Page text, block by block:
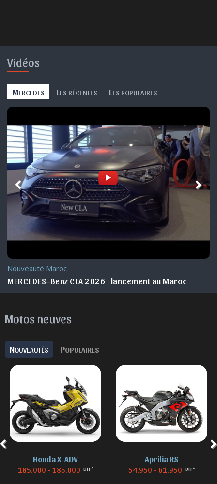
Vidéos
MERCEDES L ES RÉCENTES L ES POPULAIRES
Nouveauté
Nouveau MERCEDES-Benz CLA 2026 : les premières
Motos neuves
NOUVEAUTÉS POPULAIRES
Honda X-ADV
185.000 - 185.000 DH *
Aprilia RS
54.950 - 61.950 DH *